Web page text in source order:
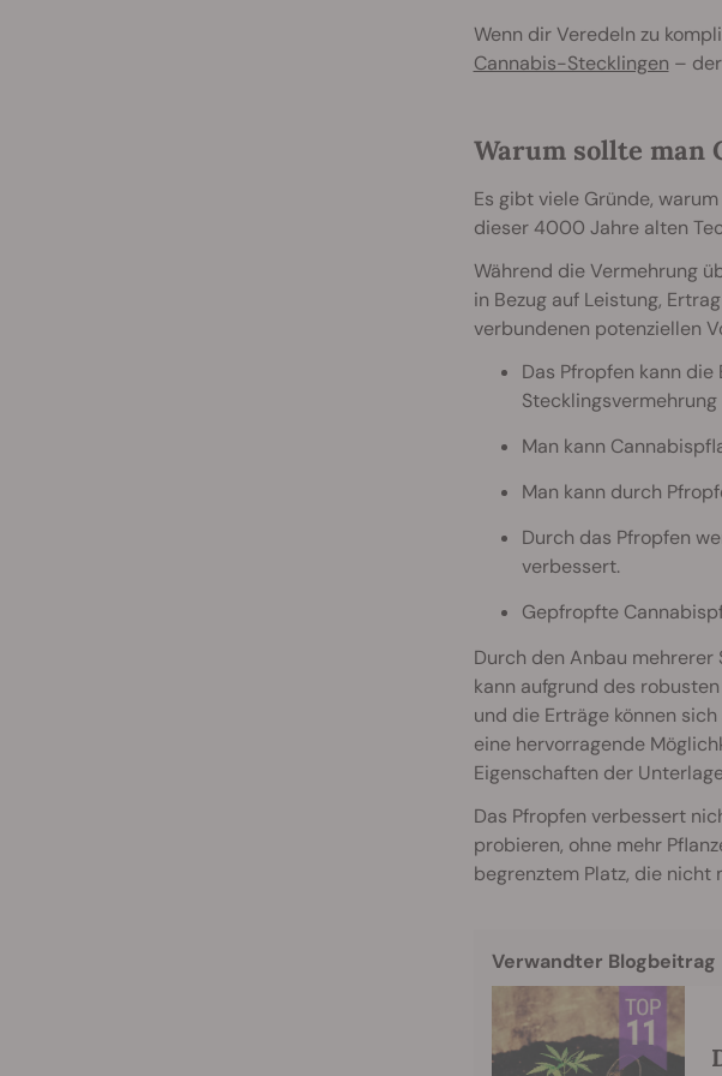
Wenn dir Veredeln zu
Cannabis-Stecklingen –
Warum sollte man
Es gibt viele Gründe,
dieser 4000 Jahre alten
Während die Vermehrung
in Bezug auf Leistung,
verbundenen potenziellen
Das Pfropfen kann
Man kann
Man kann durch
Durch das Pfropfen
verbessert.
Gepfropfte
Durch den Anbau mehrerer
kann aufgrund des
und die Erträge können
eine hervorragende
Eigenschaften der
Das Pfropfen verbessert
probieren, ohne mehr
begrenztem Platz, die nicht
Verwandter Blogbeitrag